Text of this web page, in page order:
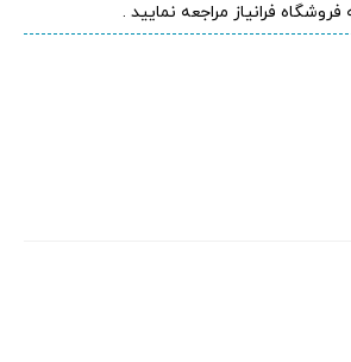
فرانیاز مراجعه نمایید .